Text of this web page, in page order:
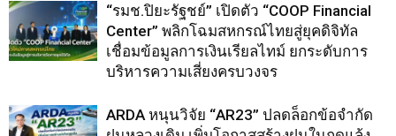
“รมช.ปิยะรัฐชย์” เปิดตัว “COOP Financial
Center” พลิกโฉมสหกรณ์ไทยสู่ยุคดิจิทัล
เชื่อมข้อมูลการเงินเรียลไทม์ ยกระดับการ
บริหารความเสี่ยงครบวงจร
ARDA หนุนวิจัย “AR23” ปลดล็อกข้อจำกัด